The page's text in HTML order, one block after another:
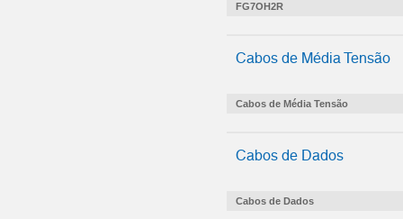
FG7OH2R
Cabos de Média Tensão
Cabos de Média Tensão
Cabos de Dados
Cabos de Dados